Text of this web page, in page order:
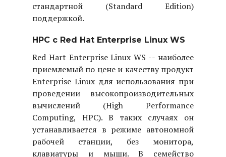
стандартной (Standard Edition)
поддержкой.
HPC с Red Hat Enterprise Linux WS
Red Hart Enterprise Linux WS -- наиболее
приемлемый по цене и качеству продукт
Enterprise Linux для использования при
проведении высокопроизводительных
вычислений (High Performance
Computing, HPC). В таких случаях он
устанавливается в режиме автономной
рабочей станции, без монитора,
клавиатуры и мыши. В семейство